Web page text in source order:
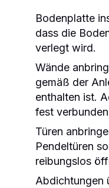
Bodenplatte
dass die
verlegt wird.
Wände
gemäß der
enthalten ist.
fest
Türen
Pendeltüren
reibungslos
Abdichtungen